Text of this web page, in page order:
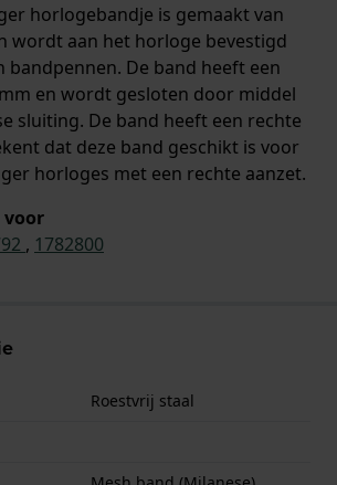
horlogebandje is gemaakt van
wordt aan het horloge bevestigd
bandpennen. De band heeft een
en wordt gesloten door middel
sluiting. De band heeft een rechte
dat deze band geschikt is voor
horloges met een rechte aanzet.
voor
, 1782800
Roestvrij staal